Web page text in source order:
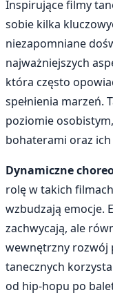
Inspirujące filmy
sobie kilka
niezapomniane
najważniejszych
która często
spełnienia marzeń.
poziomie
bohaterami oraz
Dynamiczne
rolę w takich
wzbudzają emocje.
zachwycają, ale
wewnętrzny rozwój
tanecznych
od hip-hopu po